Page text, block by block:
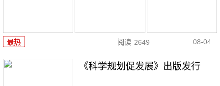
最热 阅读 2649 08-04
《科学规划促发展》出版发行